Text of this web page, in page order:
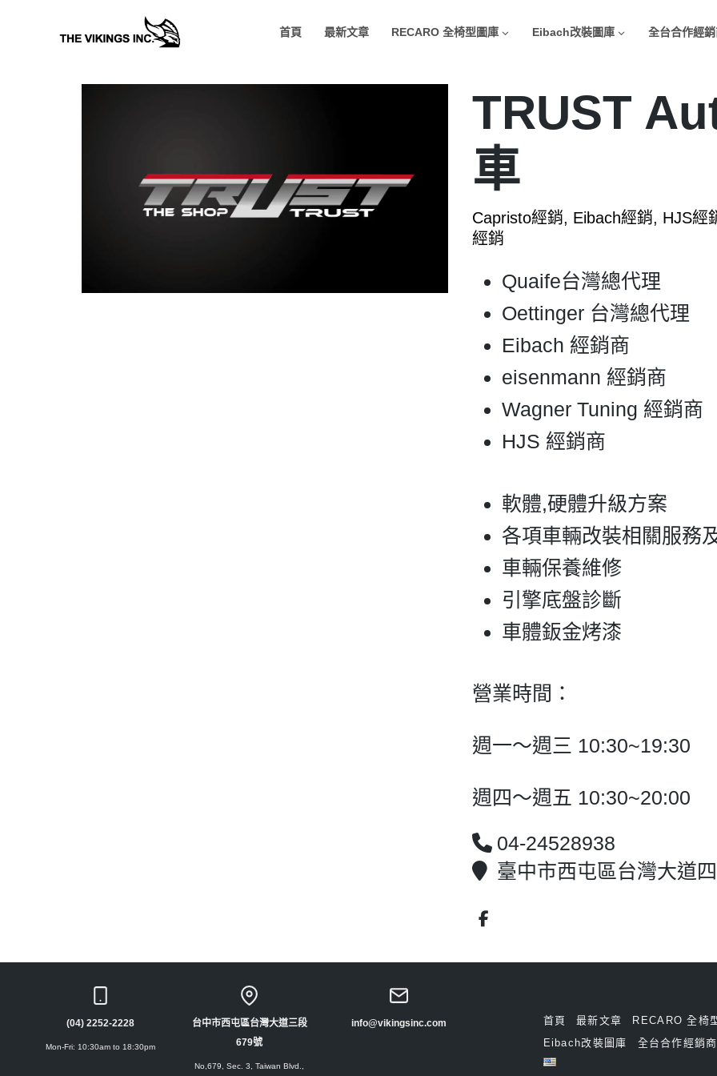
首頁 最新文章 RECARO 全椅型圖庫 Eibach改裝圖庫 全台合作經
TRUST
車
Capristo經銷, Eibach經銷, HJS
經銷
Quaife台灣總代理
Oettinger 台灣總代理
Eibach 經銷商
eisenmann 經銷商
Wagner Tuning 經銷商
HJS 經銷商
軟體,硬體升級方案
各項車輛改裝相關服務
車輛保養維修
引擎底盤診斷
車體鈑金烤漆
營業時間：
週一～週三 10:30~19:30
週四～週五 10:30~20:00
04-24528938
臺中市西屯區台灣大道
(04) 2252-2228
Mon-Fri: 10:30am to 18:30pm
台中市西屯區台灣大道三段
679號
No,679, Sec. 3, Taiwan Blvd.,
info@vikingsinc.com 首頁 最新文章
RECARO 全椅
Eibach改裝圖庫
全台合作經銷商